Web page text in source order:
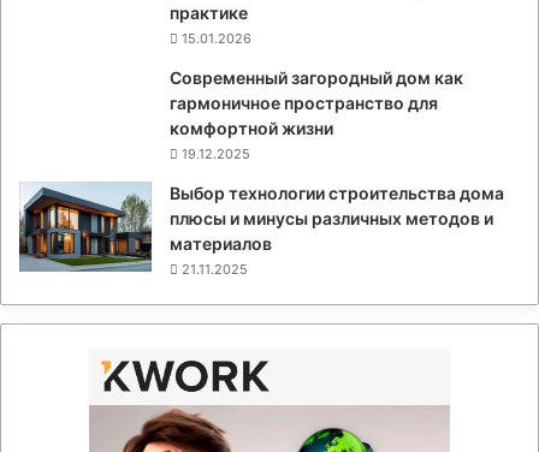
практике
15.01.2026
Современный загородный дом как
гармоничное пространство для
комфортной жизни
19.12.2025
Выбор технологии строительства дома
плюсы и минусы различных методов и
материалов
21.11.2025